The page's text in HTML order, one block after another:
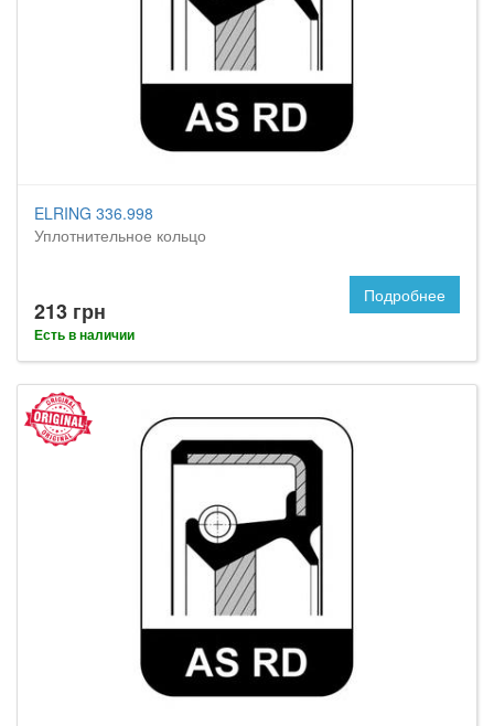
ELRING 336.998
Уплотнительное кольцо
213 грн
Есть в наличии
Подробнее